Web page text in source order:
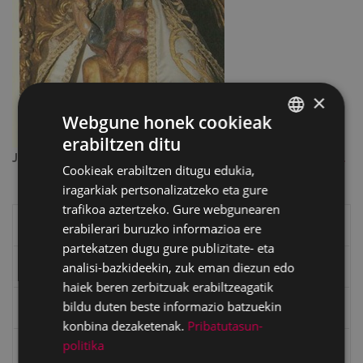
Jatorrizko tamainako irudia: Deskargatu
Eibarko historia
Baserriak eta auzoak
Eibarko mugarriak
Ibilbideak
×
Webgune honek cookieak
erabiltzen ditu
Cookieak erabiltzen ditugu edukia,
iragarkiak pertsonalizatzeko eta gure
trafikoa aztertzeko. Gure webgunearen
erabilerari buruzko informazioa ere
partekatzen dugu gure publizitate- eta
analisi-bazkideekin, zuk eman diezun edo
haiek beren zerbitzuak erabiltzeagatik
bildu duten beste informazio batzuekin
konbina dezaketenak. Pribatutasun-
politika